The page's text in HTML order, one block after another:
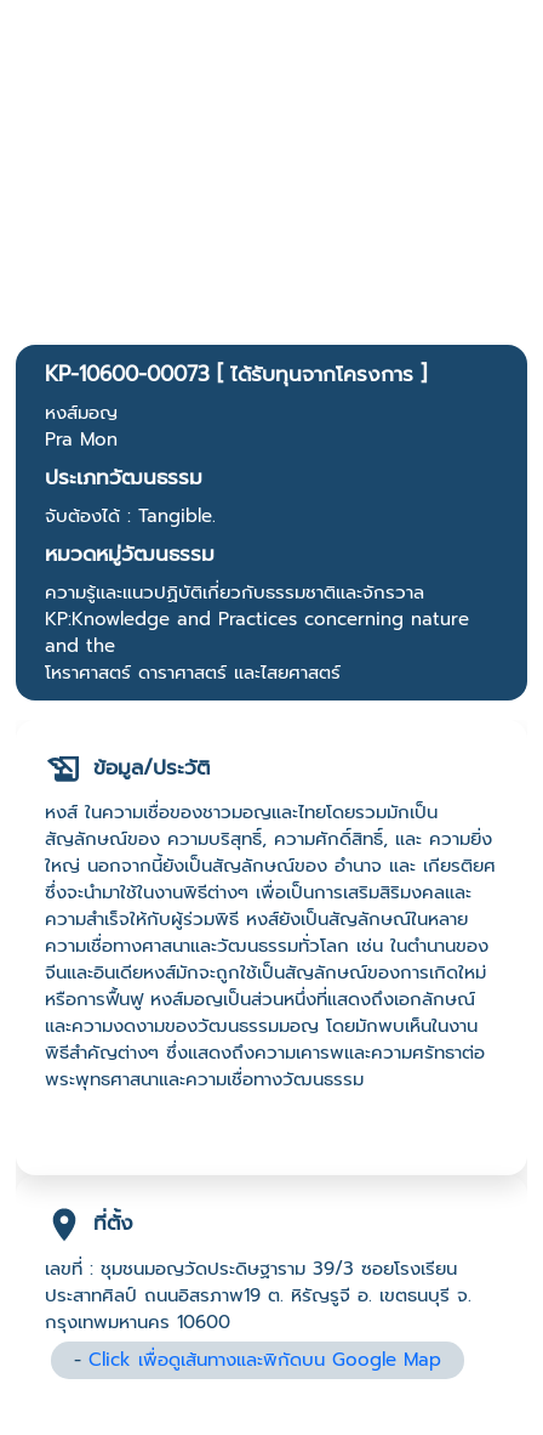
KP-10600-00073 [ ได้รับทุนจากโครงการ ]
หงส์มอญ
Pra Mon
ประเภทวัฒนธรรม
จับต้องได้ : Tangible.
หมวดหมู่วัฒนธรรม
ความรู้และแนวปฏิบัติเกี่ยวกับธรรมชาติและจักรวาล
KP:Knowledge and Practices concerning nature
and the
โหราศาสตร์ ดาราศาสตร์ และไสยศาสตร์
ข้อมูล/ประวัติ
หงส์ ในความเชื่อของชาวมอญและไทยโดยรวมมักเป็น
สัญลักษณ์ของ ความบริสุทธิ์, ความศักดิ์สิทธิ์, และ ความยิ่ง
ใหญ่ นอกจากนี้ยังเป็นสัญลักษณ์ของ อำนาจ และ เกียรติยศ
ซึ่งจะนำมาใช้ในงานพิธีต่างๆ เพื่อเป็นการเสริมสิริมงคลและ
ความสำเร็จให้กับผู้ร่วมพิธี หงส์ยังเป็นสัญลักษณ์ในหลาย
ความเชื่อทางศาสนาและวัฒนธรรมทั่วโลก เช่น ในตำนานของ
จีนและอินเดียหงส์มักจะถูกใช้เป็นสัญลักษณ์ของการเกิดใหม่
หรือการฟื้นฟู หงส์มอญเป็นส่วนหนึ่งที่แสดงถึงเอกลักษณ์
และความงดงามของวัฒนธรรมมอญ โดยมักพบเห็นในงาน
พิธีสำคัญต่างๆ ซึ่งแสดงถึงความเคารพและความศรัทธาต่อ
พระพุทธศาสนาและความเชื่อทางวัฒนธรรม
ที่ตั้ง
เลขที่ : ชุมชนมอญวัดประดิษฐาราม 39/3 ซอยโรงเรียน
ประสาทศิลป์ ถนนอิสรภาพ19 ต. หิรัญรูจี อ. เขตธนบุรี จ.
กรุงเทพมหานคร 10600
-Click เพื่อดูเส้นทางและพิกัดบน Google Map